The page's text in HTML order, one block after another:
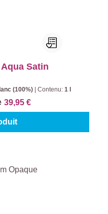
Satin
(100%) Contenu: 1 l
39,95 €